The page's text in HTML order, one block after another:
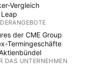
Vergleich
der CME Group
Termingeschäfte
DAS UNTERNEHMEN